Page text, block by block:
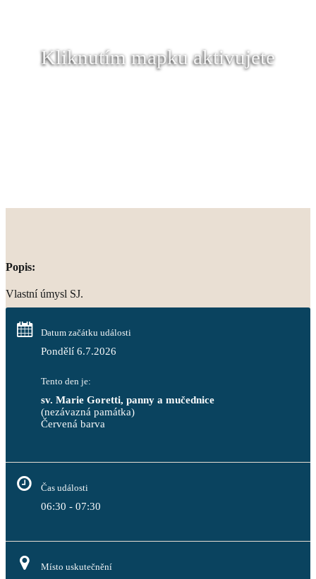
Kliknutím mapku aktivujete
Popis:
Vlastní úmysl SJ.
Datum začátku události
Pondělí 6.7.2026
Tento den je:
sv. Marie Goretti, panny a mučednice
(nezávazná památka)
Červená barva
Čas události
06:30 - 07:30
Místo uskutečnění